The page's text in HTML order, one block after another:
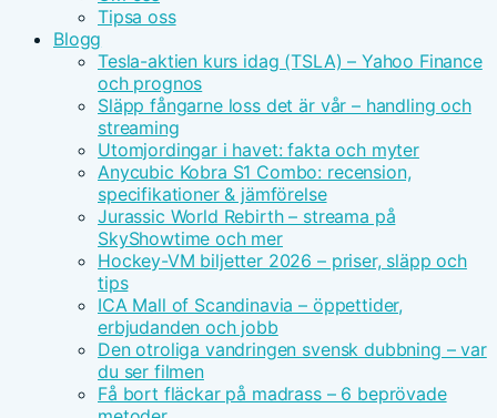
Tipsa oss
Blogg
Tesla-aktien kurs idag (TSLA) – Yahoo Finance
och prognos
Släpp fångarne loss det är vår – handling och
streaming
Utomjordingar i havet: fakta och myter
Anycubic Kobra S1 Combo: recension,
specifikationer & jämförelse
Jurassic World Rebirth – streama på
SkyShowtime och mer
Hockey-VM biljetter 2026 – priser, släpp och
tips
ICA Mall of Scandinavia – öppettider,
erbjudanden och jobb
Den otroliga vandringen svensk dubbning – var
du ser filmen
Få bort fläckar på madrass – 6 beprövade